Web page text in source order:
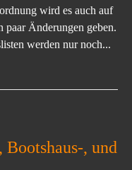
wird es auch auf
paar Änderungen geben.
werden nur noch...
Bootshaus-, und